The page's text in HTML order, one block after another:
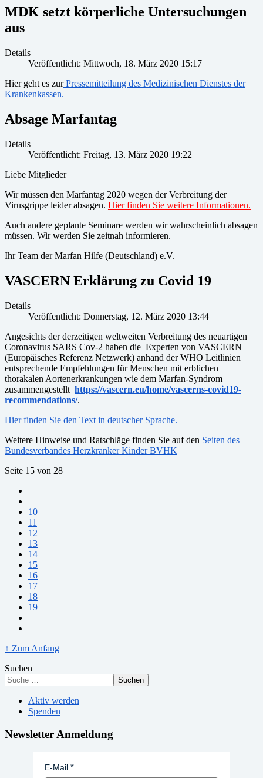
MDK setzt körperliche Untersuchungen
aus
Details
Veröffentlicht: Mittwoch, 18. März 2020 15:17
Hier geht es zurPressemitteilung des Medizinischen Dienstes der
Krankenkassen.
Absage Marfantag
Details
Veröffentlicht: Freitag, 13. März 2020 19:22
Liebe Mitglieder
Wir müssen den Marfantag 2020 wegen der Verbreitung der
Virusgrippe leider absagen. Hier finden Sie weitere Informationen.
Auch andere geplante Seminare werden wir wahrscheinlich absagen
müssen. Wir werden Sie zeitnah informieren.
Ihr Team der Marfan Hilfe (Deutschland) e.V.
VASCERN Erklärung zu Covid 19
Details
Veröffentlicht: Donnerstag, 12. März 2020 13:44
Angesichts der derzeitigen weltweiten Verbreitung des neuartigen
Coronavirus SARS Cov-2 haben die Experten von VASCERN
(Europäisches Referenz Netzwerk) anhand der WHO Leitlinien
entsprechende Empfehlungen für Menschen mit erblichen
thorakalen Aortenerkrankungen wie dem Marfan-Syndrom
zusammengestellt https://vascern.eu/home/vascerns-covid19-
recommendations/.
Hier finden Sie den Text in deutscher Sprache.
Weitere Hinweise und Ratschläge finden Sie auf den Seiten des
Bundesverbandes Herzkranker Kinder BVHK
Seite 15 von 28
10
11
12
13
14
15
16
17
18
19
↑ Zum Anfang
Suchen
Suchen
Aktiv werden
Spenden
Newsletter Anmeldung
E-Mail